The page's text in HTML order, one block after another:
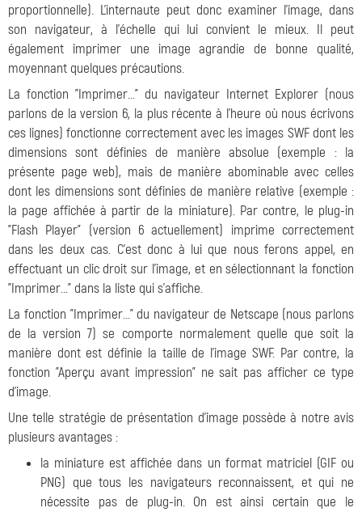
proportionnelle). L'internaute peut donc examiner l'image, dans
son navigateur, à l'échelle qui lui convient le mieux. Il peut
également imprimer une image agrandie de bonne qualité,
moyennant quelques précautions.
La fonction "Imprimer..." du navigateur Internet Explorer (nous
parlons de la version 6, la plus récente à l'heure où nous écrivons
ces lignes) fonctionne correctement avec les images SWF dont les
dimensions sont définies de manière absolue (exemple : la
présente page web), mais de manière abominable avec celles
dont les dimensions sont définies de manière relative (exemple :
la page affichée à partir de la miniature). Par contre, le plug-in
"Flash Player" (version 6 actuellement) imprime correctement
dans les deux cas. C'est donc à lui que nous ferons appel, en
effectuant un clic droit sur l'image, et en sélectionnant la fonction
"Imprimer..." dans la liste qui s'affiche.
La fonction "Imprimer..." du navigateur de Netscape (nous parlons
de la version 7) se comporte normalement quelle que soit la
manière dont est définie la taille de l'image SWF. Par contre, la
fonction "Aperçu avant impression" ne sait pas afficher ce type
d'image.
Une telle stratégie de présentation d'image possède à notre avis
plusieurs avantages :
la miniature est affichée dans un format matriciel (GIF ou
PNG) que tous les navigateurs reconnaissent, et qui ne
nécessite pas de plug-in. On est ainsi certain que le